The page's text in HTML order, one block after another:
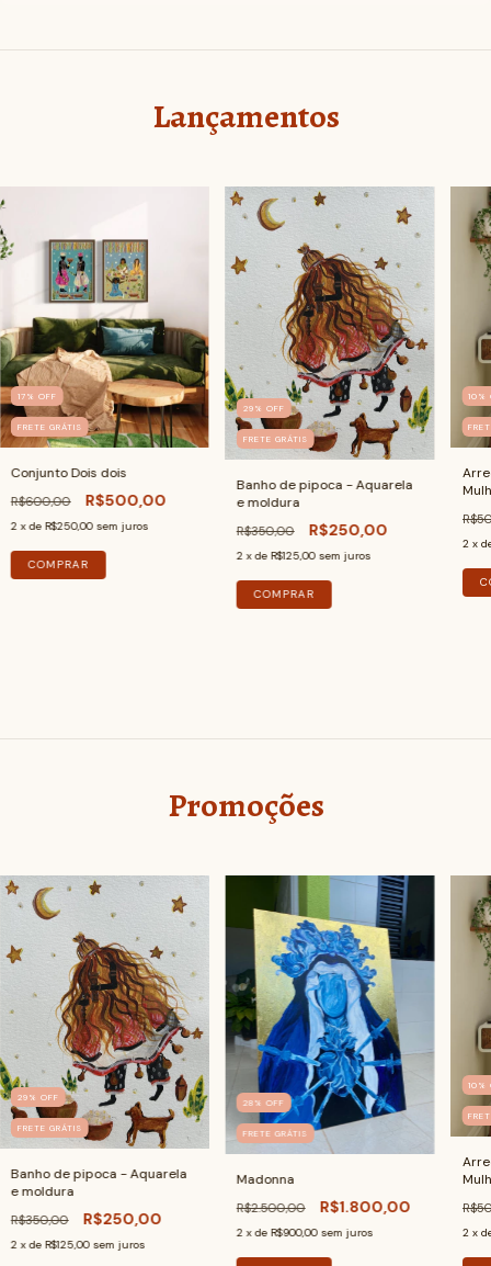
Lançamentos
17 % OFF
FRETE GRÁTIS
Conjunto Dois dois
R$600,00 R$500,00
2 x de R$250,00 sem juros
COMPRAR
29 % OFF
FRETE GRÁTIS
Banho de pipoca - Aquarela
e moldura
R$350,00 R$250,00
2 x de R$125,00 sem juros
10 %
2 x
Promoções
29 % OFF
FRETE GRÁTIS
Banho de pipoca - Aquarela
e moldura
R$350,00 R$250,00
2 x de R$125,00 sem juros
28%OFF
FRETE GRÁTIS
Madonna
R$2.500,00 R$1.800,00
2 x de R$900,00 sem juros
10 %
2 x